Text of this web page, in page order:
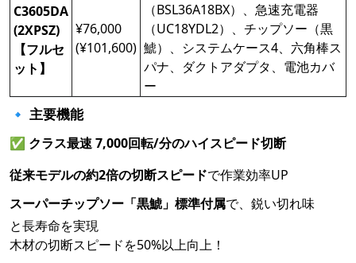
C3605DA
(2XPSZ)
【フルセ
ット】
¥76,000
(¥101,600)
（BSL36A18BX）、急速充電器
（UC18YDL2）、チップソー（黒
鯱）、システムケース4、六角棒ス
パナ、ダクトアダプタ、電池カバ
ー
🔹 主要機能
✅ クラス最速 7,000回転/分のハイスピード切断
従来モデルの約2倍の切断スピードで作業効率UP
スーパーチップソー「黒鯱」標準付属で、鋭い切れ味
と長寿命を実現
木材の切断スピードを50%以上向上！